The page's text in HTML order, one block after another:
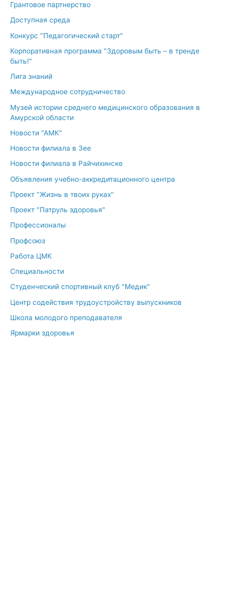
Грантовое партнерство
Доступная среда
Конкурс "Педагогический старт"
Корпоративная программа "Здоровым быть – в тренде
быть!"
Лига знаний
Международное сотрудничество
Музей истории среднего медицинского образования в
Амурской области
Новости "АМК"
Новости филиала в Зее
Новости филиала в Райчихинске
Объявления учебно-аккредитационного центра
Проект "Жизнь в твоих руках"
Проект "Патруль здоровья"
Профессионалы
Профсоюз
Работа ЦМК
Специальности
Студенческий спортивный клуб "Медик"
Центр содействия трудоустройству выпускников
Школа молодого преподавателя
Ярмарки здоровья